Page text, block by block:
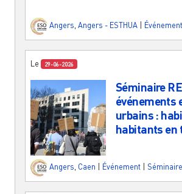
Angers Angers - ESTHUA Événement
Le 29-06-2026
Séminaire
événements
urbains :
habitants en
Angers Caen Événement Séminaire